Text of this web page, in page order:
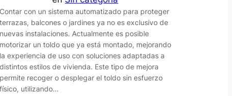
Contar con un sistema automatizado para proteger
terrazas, balcones o jardines ya no es exclusivo de
nuevas instalaciones. Actualmente es posible
motorizar un toldo que ya está montado, mejorando
la experiencia de uso con soluciones adaptadas a
distintos estilos de vivienda. Este tipo de mejora
permite recoger o desplegar el toldo sin esfuerzo
físico, utilizando…